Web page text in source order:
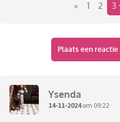
« 1 2 3
Plaats een reactie
Ysenda
14-11-2024om 09:22